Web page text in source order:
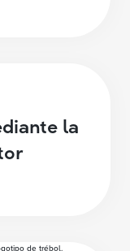
la